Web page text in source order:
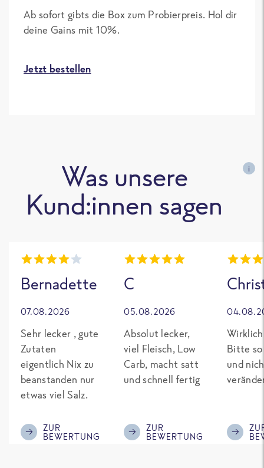
Ab sofort gibts die Box zum Probierpreis. Hol dir
deine Gains mit 10%.
Jetzt bestellen
Was unsere
Kund:innen sagen
i
Bernadette
07.08.2026
Sehr lecker , gute
Zutaten
eigentlich Nix zu
beanstanden nur
etwas viel Salz.
ZUR
BEWERTUNG
C
05.08.2026
Absolut lecker,
viel Fleisch, Low
Carb, macht satt
und schnell fertig
ZUR
BEWERTUNG
Bitte so
und